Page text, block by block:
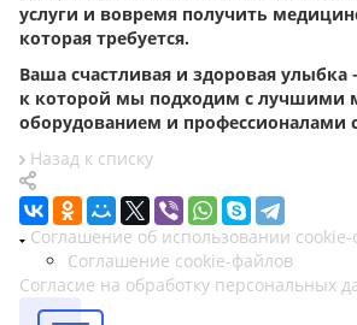
услуги и вовремя получить
которая требуется.
Ваша счастливая и здоровая улыбка
к которой мы подходим с лучшими
оборудованием и профессионалами
Назад к списку
Соглашение об использовании
Соглашение cookie-файлов
Согласие на обработку персональных